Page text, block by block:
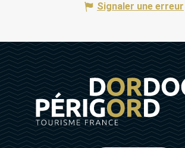
Signaler une erreur